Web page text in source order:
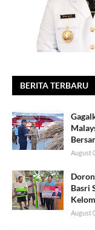
BERITA TERBARU
August
Basri
August